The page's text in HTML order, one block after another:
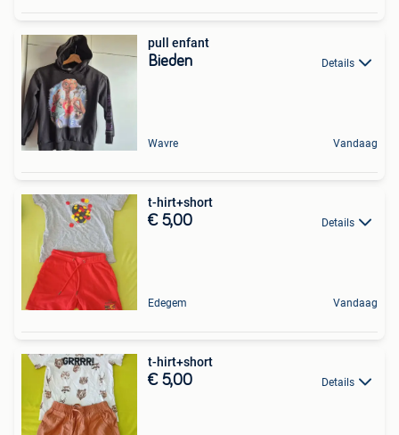
pull enfant
Bieden Details
Wavre Vandaag
t-hirt+short
€ 5,00 Details
Edegem Vandaag
t-hirt+short
€ 5,00 Details